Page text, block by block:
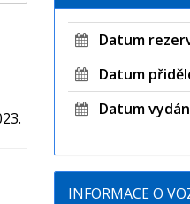
Datum
Datum
Datum
INFORMACE O